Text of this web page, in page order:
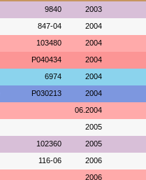
9840 2003
847-04 2004
103480 2004
P040434 2004
6974 2004
P030213 2004
06.2004
2005
102360 2005
116-06 2006
2006